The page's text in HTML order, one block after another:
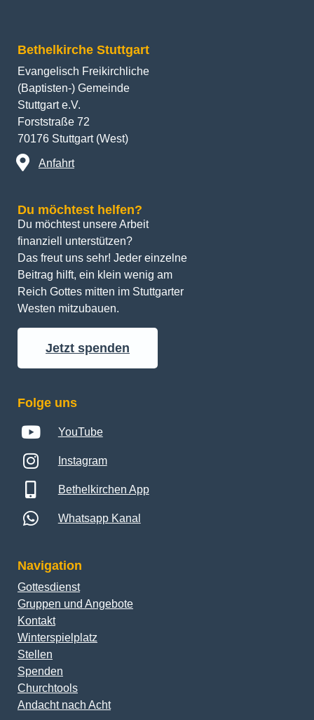
Bethelkirche Stuttgart
Evangelisch Freikirchliche
(Baptisten-) Gemeinde
Stuttgart e.V.
Forststraße 72
70176 Stuttgart (West)
Anfahrt
Du möchtest helfen?
Du möchtest unsere Arbeit
finanziell unterstützen?
Das freut uns sehr! Jeder einzelne
Beitrag hilft, ein klein wenig am
Reich Gottes mitten im Stuttgarter
Westen mitzubauen.
Jetzt spenden
Folge uns
YouTube
Instagram
Bethelkirchen App
Whatsapp Kanal
Navigation
Gottesdienst
Gruppen und Angebote
Kontakt
Winterspielplatz
Stellen
Spenden
Churchtools
Andacht nach Acht